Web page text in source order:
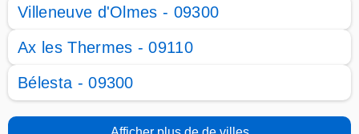
Villeneuve d'Olmes - 09300
Ax les Thermes - 09110
Bélesta - 09300